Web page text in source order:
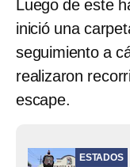
Luego de este
inició una
seguimiento a
realizaron
escape.
ESTADOS